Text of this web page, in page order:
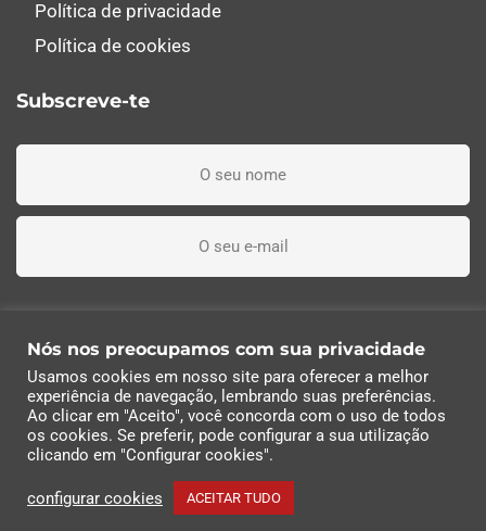
Política de privacidade
Política de cookies
Subscreve-te
Subscreva agora
© 2022 Industrias Eléctricas Soler, S.A | Todos os
Nós nos preocupamos com sua privacidade
Usamos cookies em nosso site para oferecer a melhor
experiência de navegação, lembrando suas preferências.
Ao clicar em "Aceito", você concorda com o uso de todos
os cookies. Se preferir, pode configurar a sua utilização
clicando em "Configurar cookies".
configurar cookies ACEITAR TUDO